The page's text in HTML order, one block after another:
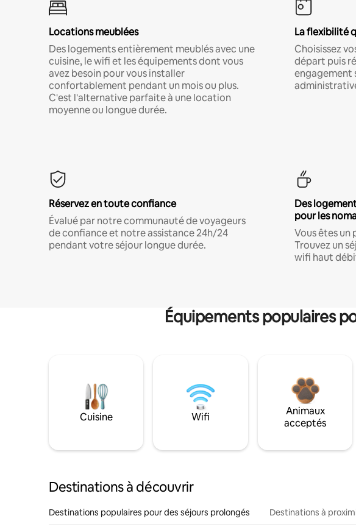
Locations meublées
Des logements entièrement meublés avec une
cuisine, le wifi et les équipements dont vous
avez besoin pour vous installer
confortablement pendant un mois ou plus.
C'est l'alternative parfaite à une location
moyenne ou longue durée.
La flexibilité
Choisissez
départ puis
engagement
Réservez en toute confiance
Évalué par notre communauté de voyageurs
de confiance et notre assistance 24h/24
pendant votre séjour longue durée.
Des
pour les
Vous êtes un
Trouvez un
wifi haut
Équipements populaires
Cuisine Wifi
Animaux
acceptés
Destinations à découvrir
Destinations populaires pour des séjours prolongés Destinations à